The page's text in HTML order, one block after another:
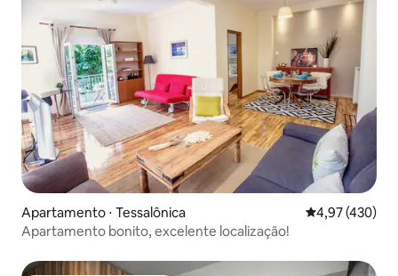
Apartamento ⋅ Tessalônica 4,97 de uma
4,97 (430)
Apartamento bonito, excelente localização!